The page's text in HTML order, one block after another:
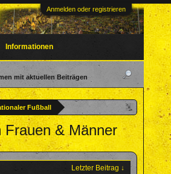
Anmelden oder registrieren
Fußball
Frauen & Männer
Letzter Beitrag ↓
mit aktuellen Beiträgen
Informationen